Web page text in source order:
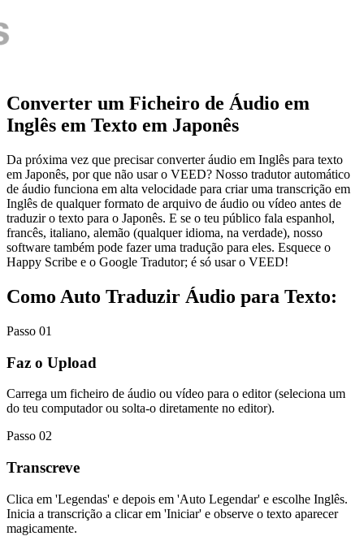
Converter um Ficheiro de Áudio em
Inglês em Texto em Japonês
Da próxima vez que precisar converter áudio em Inglês para texto
em Japonês, por que não usar o VEED? Nosso tradutor automático
de áudio funciona em alta velocidade para criar uma transcrição em
Inglês de qualquer formato de arquivo de áudio ou vídeo antes de
traduzir o texto para o Japonês. E se o teu público fala espanhol,
francês, italiano, alemão (qualquer idioma, na verdade), nosso
software também pode fazer uma tradução para eles. Esquece o
Happy Scribe e o Google Tradutor; é só usar o VEED!
Como Auto Traduzir Áudio para Texto:
Passo 01
Faz o Upload
Carrega um ficheiro de áudio ou vídeo para o editor (seleciona um
do teu computador ou solta-o diretamente no editor).
Passo 02
Transcreve
Clica em 'Legendas' e depois em 'Auto Legendar' e escolhe Inglês.
Inicia a transcrição a clicar em 'Iniciar' e observe o texto aparecer
magicamente.